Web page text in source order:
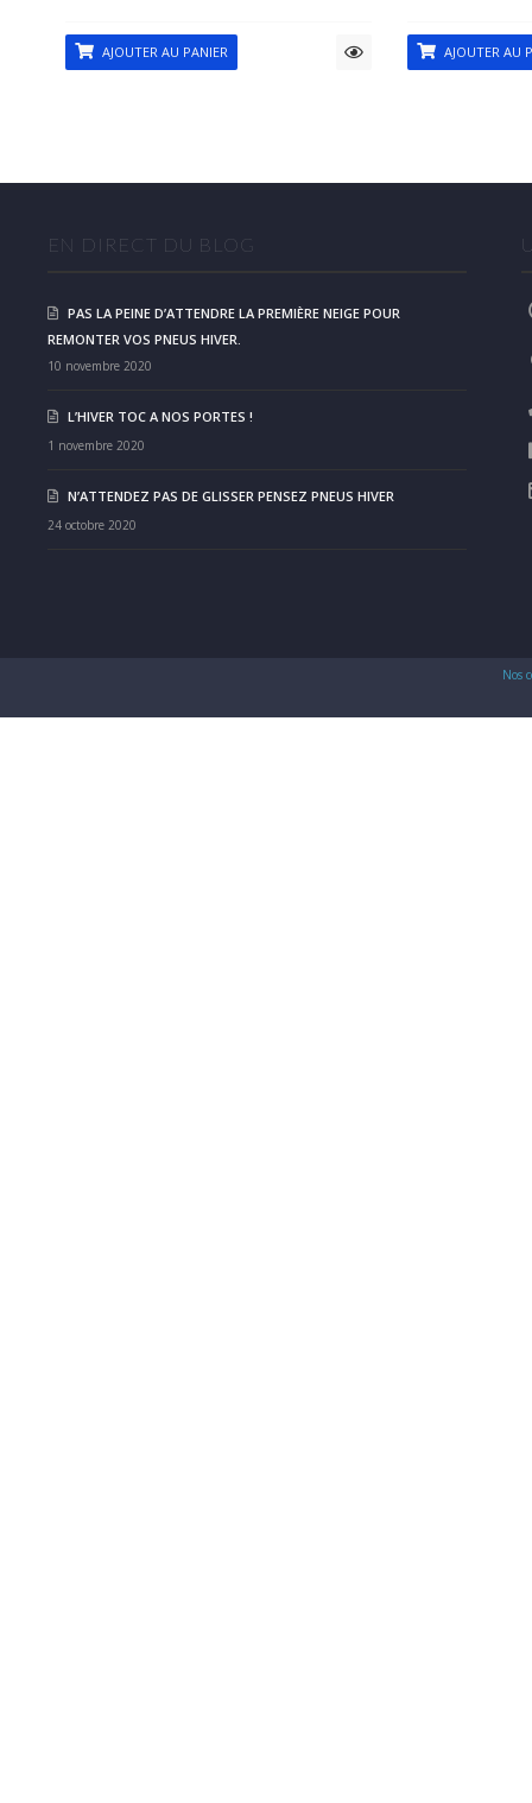
AJOUTER AU PANIER AJOUTER AU
EN DIRECT DU BLOG
PAS LA PEINE D’ATTENDRE LA PREMIÈRE NEIGE POUR
REMONTER VOS PNEUS HIVER.
10 novembre 2020
L’HIVER TOC A NOS PORTES !
1 novembre 2020
N’ATTENDEZ PAS DE GLISSER PENSEZ PNEUS HIVER
24 octobre 2020
Nos